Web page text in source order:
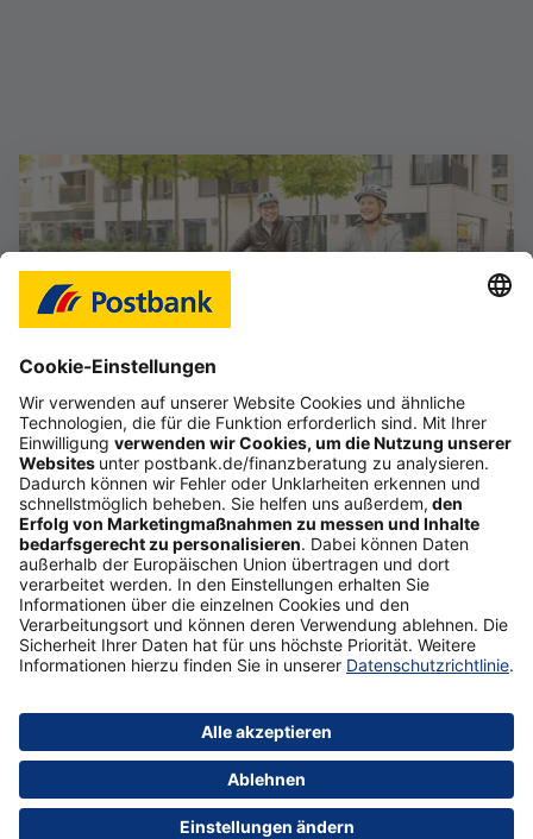
Das Gefühl, im Job frei zu sein
Starte deine selbstständige Karriere im Vertrieb,
auch als Quereinsteiger (d/m/w).
Datenschutz Barrierefreiheit